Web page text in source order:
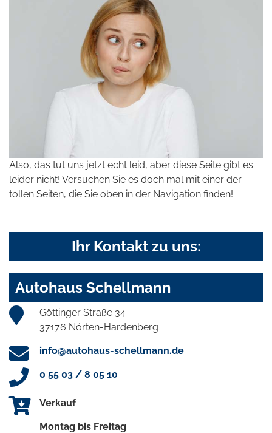
Also, das tut uns jetzt echt leid, aber diese Seite gibt es
leider nicht! Versuchen Sie es doch mal mit einer der
tollen Seiten, die Sie oben in der Navigation finden!
Ihr Kontakt zu uns:
Autohaus Schellmann
Göttinger Straße 34
37176 Nörten-Hardenberg
info@autohaus-schellmann.de
0 55 03 / 8 05 10
Verkauf
Montag bis Freitag